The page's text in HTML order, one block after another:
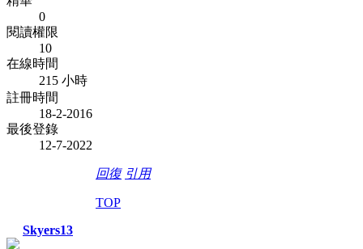
0
閱讀權限
10
在線時間
215 小時
註冊時間
18-2-2016
最後登錄
12-7-2022
回復 引用
TOP
Skyers13